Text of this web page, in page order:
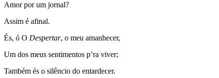
Amor por um jornal?
Assim é afinal.
És, ó O Despertar, o meu amanhecer,
Um dos meus sentimentos p’ra viver;
Também és o silêncio do entardecer.